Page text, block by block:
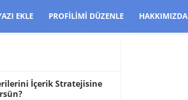
EKLE PROFILIMI DÜZENLE HAKKIMIZDA
İçerik Stratejisine